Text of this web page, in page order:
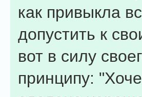
как привыкла
допустить к
вот в силу
принципу: